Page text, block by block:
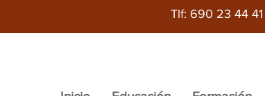
Tlf: 690 23 44 41